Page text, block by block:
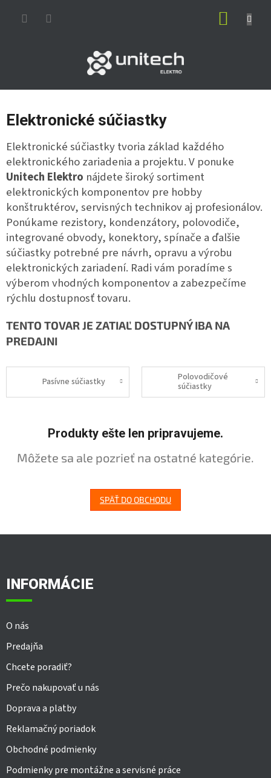
Elektronické súčiastky
Elektronické súčiastky tvoria základ každého
elektronického zariadenia a projektu. V ponuke
Unitech Elektro nájdete široký sortiment
elektronických komponentov pre hobby
konštruktérov, servisných technikov aj profesionálov.
Ponúkame rezistory, kondenzátory, polovodiče,
integrované obvody, konektory, spínače a ďalšie
súčiastky potrebné pre návrh, opravu a výrobu
elektronických zariadení. Radi vám poradíme s
výberom vhodných komponentov a zabezpečíme
rýchlu dostupnosť tovaru.
TENTO TOVAR JE ZATIAĽ DOSTUPNÝ IBA NA
PREDAJNI
Pasívne súčiastky
Polovodičové
súčiastky
Produkty ešte len pripravujeme.
Môžete sa ale pozrieť na ostatné kategórie.
SPÄŤ DO OBCHODU
INFORMÁCIE
O nás
Predajňa
Chcete poradiť?
Prečo nakupovať u nás
Doprava a platby
Reklamačný poriadok
Obchodné podmienky
Podmienky pre montážne a servisné práce